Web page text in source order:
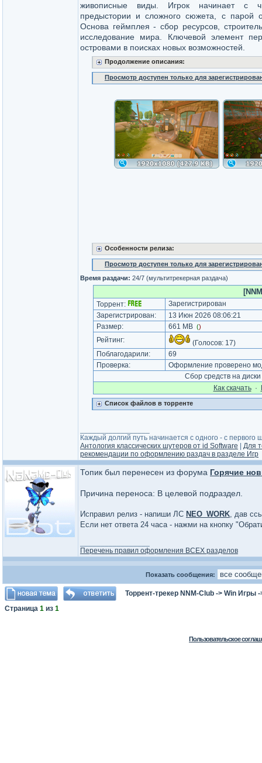
живописные виды. Игрок начинает с
предыстории и сложного сюжета, с парой
Основа геймплея - сбор ресурсов,
исследование мира. Ключевой элемент
островами в поисках новых возможностей.
Продолжение описания:
Просмотр доступен только для
Особенности релиза:
Просмотр доступен только для
Время раздачи: 24/7 (мультитрекерная раздача)
Торрент:
Зарегистрирован
Зарегистрирован:
13 Июн 2026 08:06:21
Размер:
661 MB ()
Рейтинг: (Голосов: 17)
Поблагодарили:
69
Проверка:
Оформление проверено
Сбор средств на
Как cкачать·
Список файлов в торренте
Каждый долгий путь начинается с одного - с первого
Антология классических шутеров от id Software
Для
рекомендации по оформлению раздач в разделе Игр
Топик был перенесен из форума Горячие
Причина переноса: В целевой подраздел.
Исправил релиз - напиши ЛС NEO_WORK, дав
Если нет ответа 24 часа - нажми на кнопку
Перечень правил оформления ВСЕХ разделов
Показать сообщения:
Торрент-трекер NNM-Club -> Win Игры
Страница 1 из 1
Пользовательское